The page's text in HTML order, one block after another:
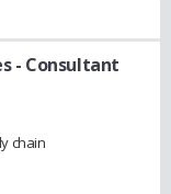
- Consultant
chain